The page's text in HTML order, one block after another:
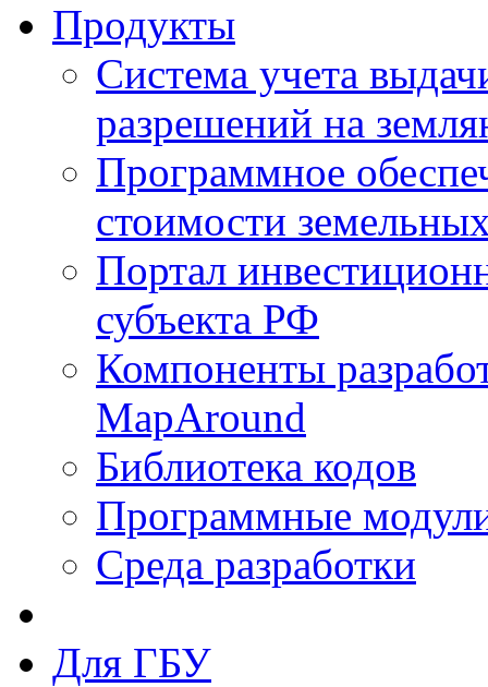
Продукты
Система учета
разрешений на
Программное
стоимости
Портал
субъекта РФ
Компоненты
MapAround
Библиотека кодов
Программные
Среда разработки
Для ГБУ